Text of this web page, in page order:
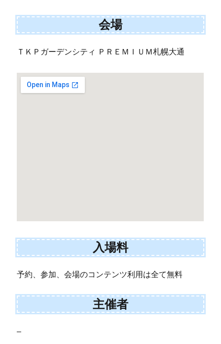
会場
ＴＫＰガーデンシティ ＰＲＥＭＩＵＭ札幌大通
入場料
予約、参加、会場のコンテンツ利用は全て無料
主催者
–